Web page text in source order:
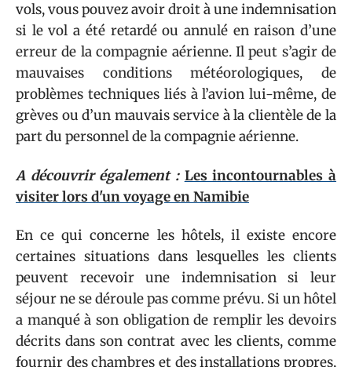
vols, vous pouvez avoir droit à une indemnisation
si le vol a été retardé ou annulé en raison d’une
erreur de la compagnie aérienne. Il peut s’agir de
mauvaises conditions météorologiques, de
problèmes techniques liés à l’avion lui-même, de
grèves ou d’un mauvais service à la clientèle de la
part du personnel de la compagnie aérienne.
A découvrir également : Les incontournables à
visiter lors d'un voyage en Namibie
En ce qui concerne les hôtels, il existe encore
certaines situations dans lesquelles les clients
peuvent recevoir une indemnisation si leur
séjour ne se déroule pas comme prévu. Si un hôtel
a manqué à son obligation de remplir les devoirs
décrits dans son contrat avec les clients, comme
fournir des chambres et des installations propres,